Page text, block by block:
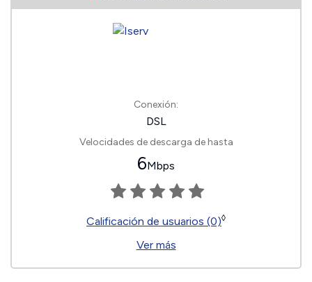
Conexión:
DSL
Velocidades de descarga de hasta
6Mbps
Calificación de usuarios (0)◊
Ver más